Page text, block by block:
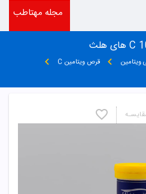
مجله مهتاطب
ویتامین
قرص ویتامین C